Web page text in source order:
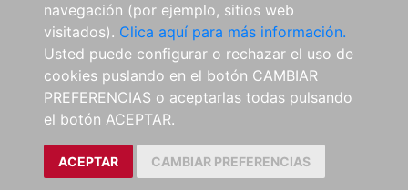
navegación (por ejemplo, sitios web
visitados). Clica aquí para más información.
Usted puede configurar o rechazar el uso de
cookies puslando en el botón CAMBIAR
PREFERENCIAS o aceptarlas todas pulsando
el botón ACEPTAR.
ACEPTAR CAMBIAR PREFERENCIAS